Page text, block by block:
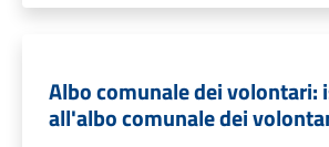
Albo comunale dei volontari:
all'albo comunale dei